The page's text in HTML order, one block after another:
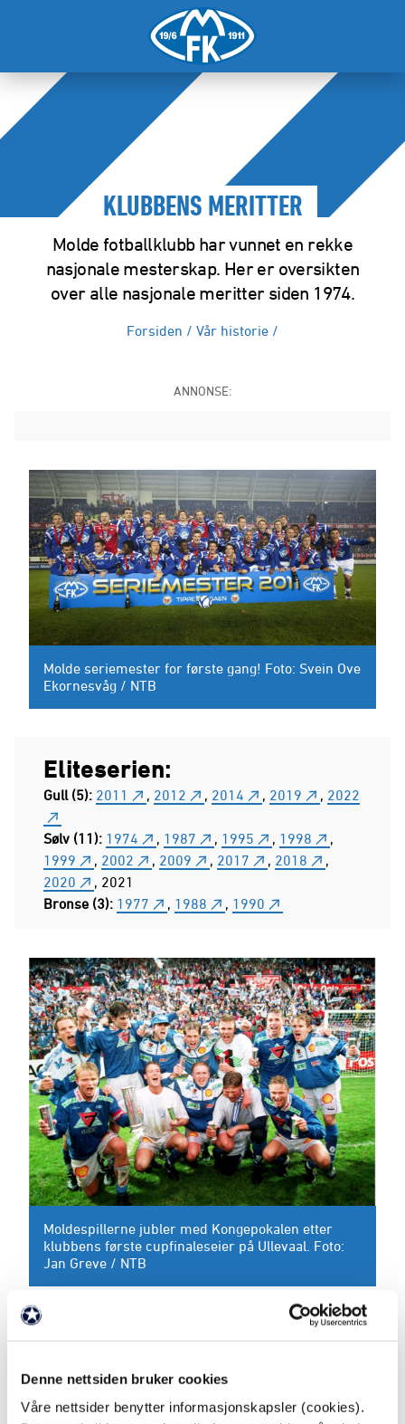
Denne nettsiden bruker cookies
Våre nettsider benytter informasjonskapsler (cookies).
KLUBBENS MERITTER
Molde fotballklubb har vunnet en rekke
nasjonale mesterskap. Her er oversikten
over alle nasjonale meritter siden 1974.
Forsiden / Vår historie /
ANNONSE:
Molde seriemester for første gang! Foto: Svein Ove
Ekornesvåg / NTB
Eliteserien:
Gull (5): 2011 , 2012 , 2014 , 2019 , 2022
Sølv (11): 1974 , 1987 , 1995 , 1998
,
1999
, 2002 , 2009 , 2017 , 2018
,
2020
, 2021
Bronse (3): 1977 , 1988 , 1990
Moldespillerne jubler med Kongepokalen etter
klubbens første cupfinaleseier på Ullevaal. Foto:
Jan Greve / NTB
NM-herrer:
Gull (6):1994 ,2005 ,2013
Sølv (4):1982 ,1989 ,2009 , 2024